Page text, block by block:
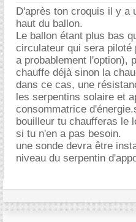
D'après ton croquis il y a
haut du ballon.
Le ballon étant plus bas
circulateur qui sera piloté
a probablement l'option),
chauffe déjà sinon la
dans ce cas, une
les serpentins solaire et
consommatrice
bouilleur tu chaufferas le
si tu n'en a pas besoin.
une sonde devra être
niveau du serpentin